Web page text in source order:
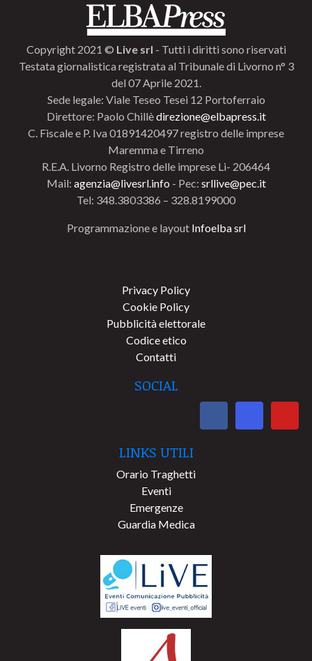
Copyright 2021 © Live srl - Tutti i diritti sono riservati
Testata giornalistica registrata al Tribunale di Livorno n° 3
del 07 Aprile 2021.
Sede legale: Viale Teseo Tesei 12 Portoferraio
Direttore: Paolo Chillèdirezione@elbapress.it
C. Fiscale e P. Iva 01891420497 registro delle imprese
Maremma e Tirreno
R.E.A. Livorno Registro delle imprese Li- 206464
Mail: agenzia@livesrl.info - Pec: srllive@pec.it
Tel: 348.3803386 – 328.8199000
Programmazione e layout Infoelba srl
Privacy Policy
Cookie Policy
Pubblicità elettorale
Codice etico
Contatti
SOCIAL
LINKS UTILI
Orario Traghetti
Eventi
Emergenze
Guardia Medica